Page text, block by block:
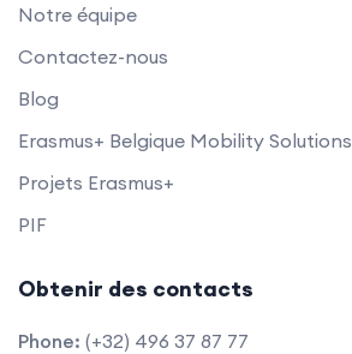
Notre équipe
Contactez-nous
Blog
Erasmus+ Belgique Mobility Solutions
Projets Erasmus+
PIF
Obtenir des contacts
Phone: (+32) 496 37 87 77